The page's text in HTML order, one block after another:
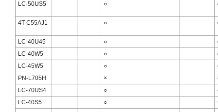
LC-50US5
○
4T-C55AJ1 ○
LC-40U45 ○
LC-40W5
○
LC-45W5
○
PN-L705H
×
LC-70US4
○
LC-40S5
○